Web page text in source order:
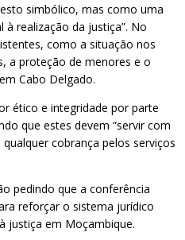
simbólico, mas como uma
realização da justiça”. No
como a situação nos
a proteção de menores e o
Cabo Delgado.
ético e integridade por parte
que estes devem “servir com
cobrança pelos serviços
pedindo que a conferência
reforçar o sistema jurídico
justiça em Moçambique.